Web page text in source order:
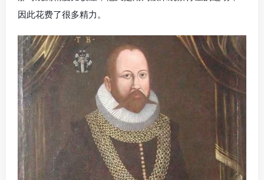
因此花费了很多精力。